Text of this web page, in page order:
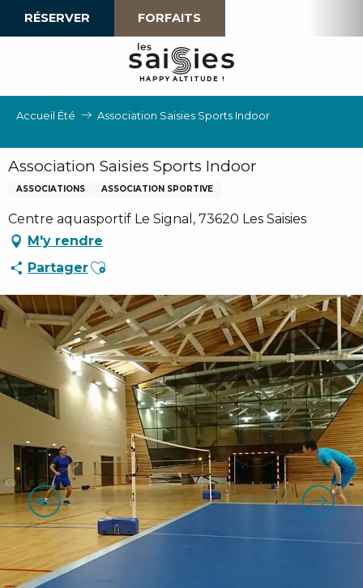
RÉSERVER FORFAITS
HAPPY ALTI TU D E !
Accueil Été Association Saisies Sports Indoor
Association Saisies Sports Indoor
ASSOCIATIONS ASSOCIATION SPORTIVE
Centre aquasportif Le Signal, 73620 Les Saisies
M'y rendre
PartagerAjouter aux favoris